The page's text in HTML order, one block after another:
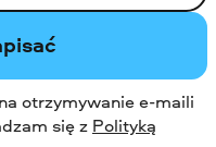
otrzymywanie e-maili
się z Polityką